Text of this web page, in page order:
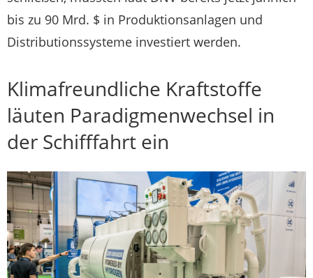
bis zu 90 Mrd. $ in Produktionsanlagen und
Distributionssysteme investiert werden.
Klimafreundliche Kraftstoffe
läuten Paradigmenwechsel in
der Schifffahrt ein